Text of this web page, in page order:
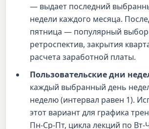
— выдает последний
недели каждого месяца.
пятница — популярный выбор
ретроспектив, закрытия
расчета заработной платы.
Пользовательские дни
каждый выбранный день
неделю (интервал равен 1).
этот вариант для графика
Пн-Ср-Пт, цикла лекций по Вт-